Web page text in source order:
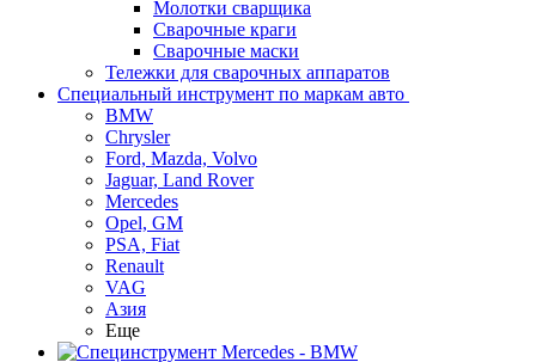
Молотки сварщика
Сварочные краги
Сварочные маски
Тележки для сварочных аппаратов
Специальный инструмент по маркам авто
BMW
Chrysler
Ford, Mazda, Volvo
Jaguar, Land Rover
Mercedes
Opel, GM
PSA, Fiat
Renault
VAG
Азия
Еще